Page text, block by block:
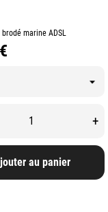
brodé marine ADSL
+
au panier